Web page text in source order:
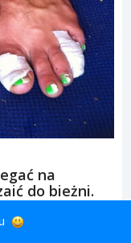
na
do bieżni.